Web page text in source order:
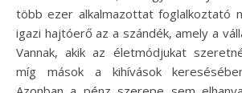
több ezer alkalmazottat foglalkoztató
igazi hajtóerő az a szándék, amely a
Vannak, akik az életmódjukat
míg mások a kihívások